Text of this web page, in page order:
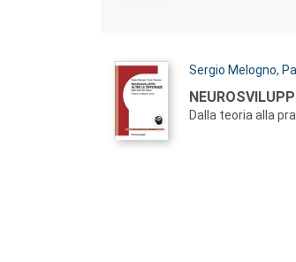
Autori:
Sergio Melogno,
Titolo:
Dalla teoria alla